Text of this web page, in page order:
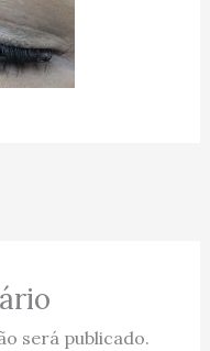
será publicado.